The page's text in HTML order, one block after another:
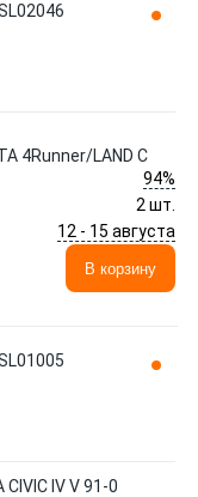
4Runner/LAND C
94%
2 шт.
12 - 15 августа
В корзину
IV V 91-0